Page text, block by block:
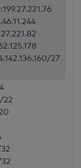
27
22